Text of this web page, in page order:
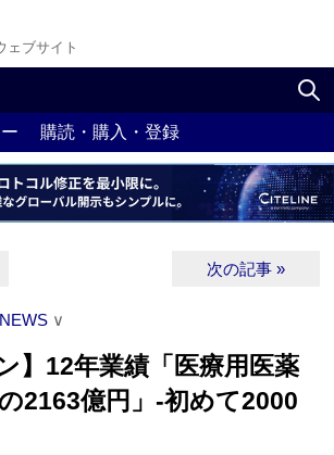
ェブサイト
購読・購入・登録
次の記事 »
∨
】12年業績「医療用医薬
2163億円」‐初めて2000